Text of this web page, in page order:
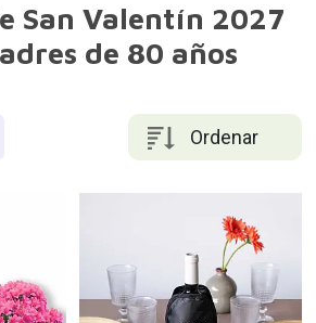
San Valentín 2027
de 80 años
Ordenar